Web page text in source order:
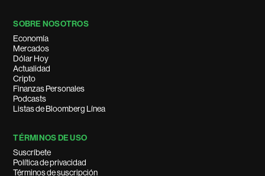
SOBRE NOSOTROS
Economía
Mercados
Dólar Hoy
Actualidad
Cripto
Finanzas Personales
Podcasts
Listas de Bloomberg Línea
TÉRMINOS DE USO
Suscríbete
Política de privacidad
Términos de suscripción